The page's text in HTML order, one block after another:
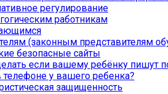
регулирование
работникам
(законным представителям
безопасные сайты
если вашему ребёнку пишут
телефоне у вашего ребенка?
защищенность